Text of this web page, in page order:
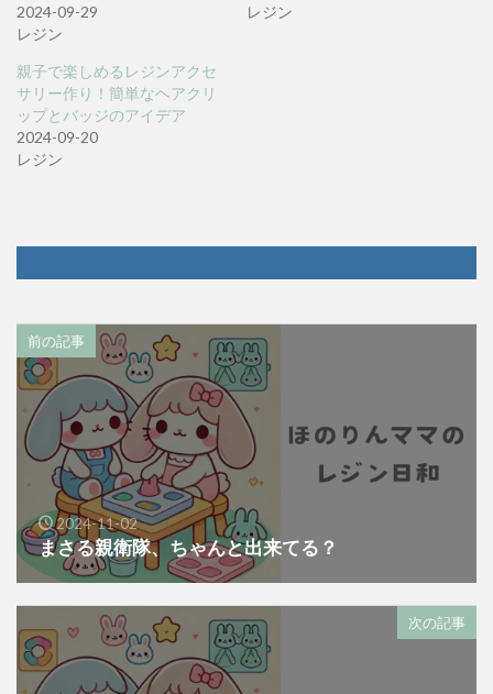
2024-09-29
レジン
レジン
親子で楽しめるレジンアクセ
サリー作り！簡単なヘアクリ
ップとバッジのアイデア
2024-09-20
レジン
前の記事
2024-11-02
まさる親衛隊、ちゃんと出来てる？
次の記事